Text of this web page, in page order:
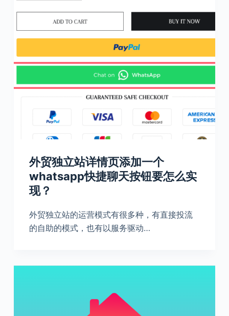
外贸独立站详情页添加一个
whatsapp快捷聊天按钮要怎么实
现？
外贸独立站的运营模式有很多种，有直接投流
的自助的模式，也有以服务驱动…